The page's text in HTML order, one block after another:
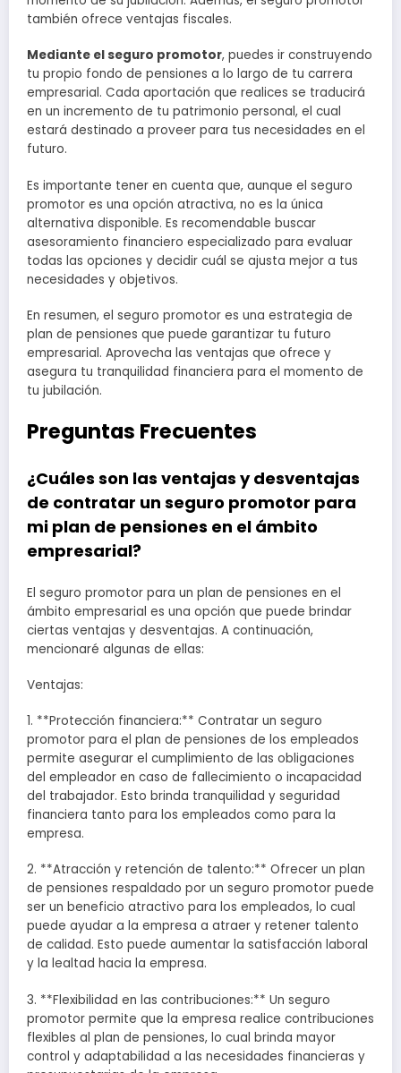
también ofrece ventajas fiscales.
Mediante el seguro promotor, puedes ir construyendo
tu propio fondo de pensiones a lo largo de tu carrera
empresarial. Cada aportación que realices se traducirá
en un incremento de tu patrimonio personal, el cual
estará destinado a proveer para tus necesidades en el
futuro.
Es importante tener en cuenta que, aunque el seguro
promotor es una opción atractiva, no es la única
alternativa disponible. Es recomendable buscar
asesoramiento financiero especializado para evaluar
todas las opciones y decidir cuál se ajusta mejor a tus
necesidades y objetivos.
En resumen, el seguro promotor es una estrategia de
plan de pensiones que puede garantizar tu futuro
empresarial. Aprovecha las ventajas que ofrece y
asegura tu tranquilidad financiera para el momento de
tu jubilación.
Preguntas Frecuentes
¿Cuáles son las ventajas y desventajas
de contratar un seguro promotor para
mi plan de pensiones en el ámbito
empresarial?
El seguro promotor para un plan de pensiones en el
ámbito empresarial es una opción que puede brindar
ciertas ventajas y desventajas. A continuación,
mencionaré algunas de ellas:
Ventajas:
1. **Protección financiera:** Contratar un seguro
promotor para el plan de pensiones de los empleados
permite asegurar el cumplimiento de las obligaciones
del empleador en caso de fallecimiento o incapacidad
del trabajador. Esto brinda tranquilidad y seguridad
financiera tanto para los empleados como para la
empresa.
2. **Atracción y retención de talento:** Ofrecer un plan
de pensiones respaldado por un seguro promotor puede
ser un beneficio atractivo para los empleados, lo cual
puede ayudar a la empresa a atraer y retener talento
de calidad. Esto puede aumentar la satisfacción laboral
y la lealtad hacia la empresa.
3. **Flexibilidad en las contribuciones:** Un seguro
promotor permite que la empresa realice contribuciones
flexibles al plan de pensiones, lo cual brinda mayor
control y adaptabilidad a las necesidades financieras y